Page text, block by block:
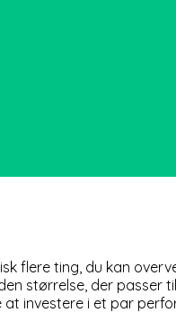
flere ting, du kan
størrelse, der passer
investere i et par